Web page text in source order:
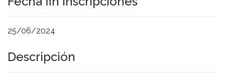
25/06/2024
Descripción